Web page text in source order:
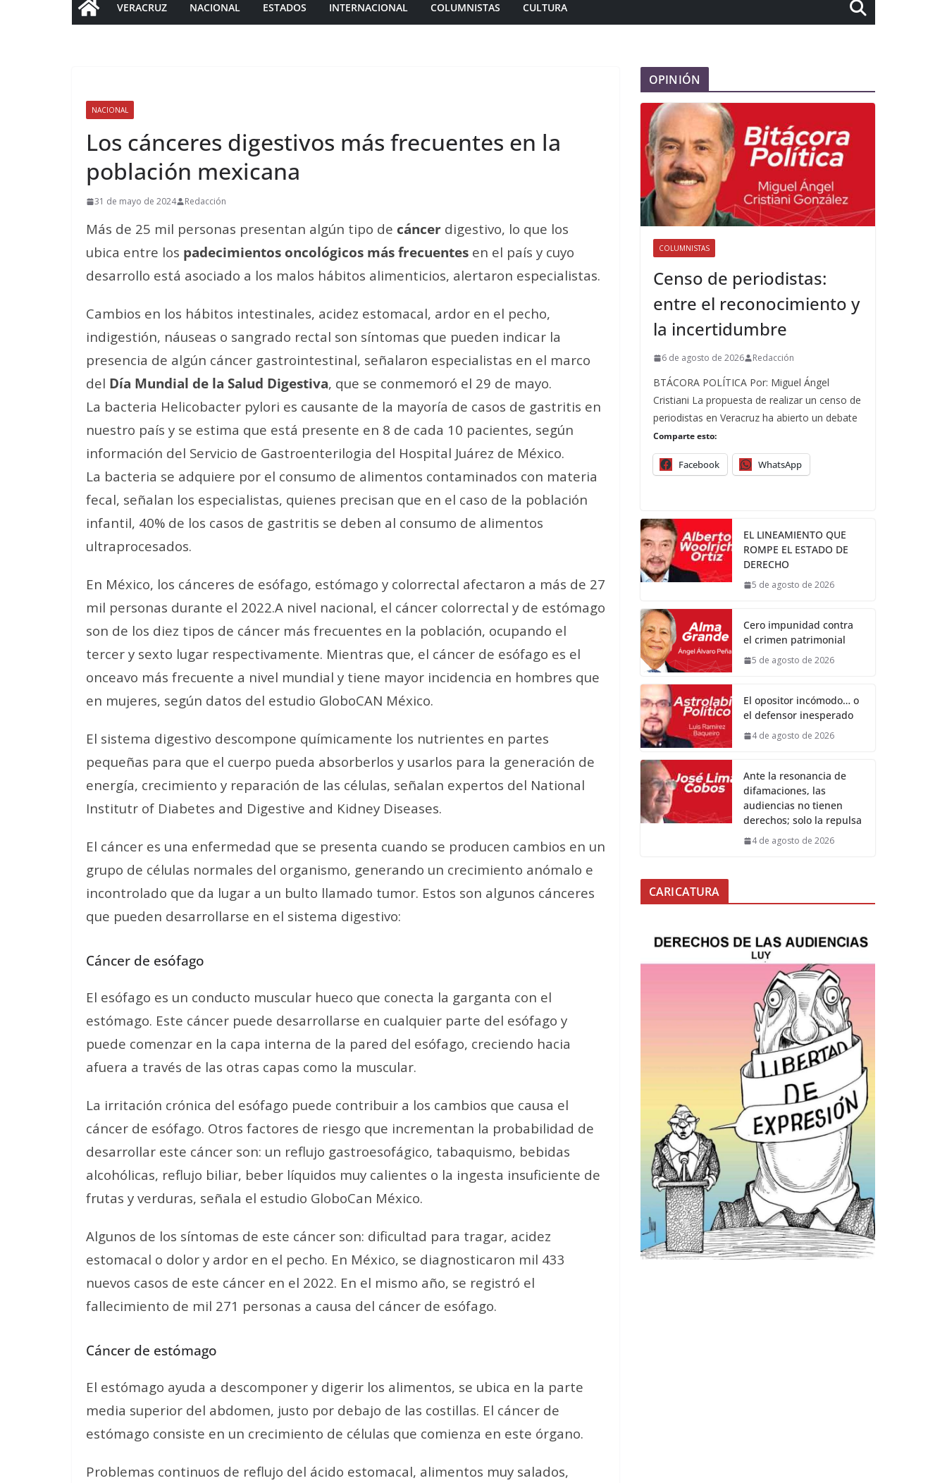
VERACRUZ NACIONAL ESTADOS INTERNACIONAL COLUMNISTAS CULTURA
NACIONAL
Los cánceres digestivos más frecuentes en la
población mexicana
31 de mayo de 2024 Redacción
Más de 25 mil personas presentan algún tipo de cáncer digestivo, lo que los
ubica entre los padecimientos oncológicos más frecuentes en el país y cuyo
desarrollo está asociado a los malos hábitos alimenticios, alertaron especialistas.
Cambios en los hábitos intestinales, acidez estomacal, ardor en el pecho,
indigestión, náuseas o sangrado rectal son síntomas que pueden indicar la
presencia de algún cáncer gastrointestinal, señalaron especialistas en el marco
del Día Mundial de la Salud Digestiva, que se conmemoró el 29 de mayo.
La bacteria Helicobacter pylori es causante de la mayoría de casos de gastritis en
nuestro país y se estima que está presente en 8 de cada 10 pacientes, según
información del Servicio de Gastroenterilogia del Hospital Juárez de México.
La bacteria se adquiere por el consumo de alimentos contaminados con materia
fecal, señalan los especialistas, quienes precisan que en el caso de la población
infantil, 40% de los casos de gastritis se deben al consumo de alimentos
ultraprocesados.
En México, los cánceres de esófago, estómago y colorrectal afectaron a más de 27
mil personas durante el 2022.A nivel nacional, el cáncer colorrectal y de estómago
son de los diez tipos de cáncer más frecuentes en la población, ocupando el
tercer y sexto lugar respectivamente. Mientras que, el cáncer de esófago es el
onceavo más frecuente a nivel mundial y tiene mayor incidencia en hombres que
en mujeres, según datos del estudio GloboCAN México.
El sistema digestivo descompone químicamente los nutrientes en partes
pequeñas para que el cuerpo pueda absorberlos y usarlos para la generación de
energía, crecimiento y reparación de las células, señalan expertos del National
Institutr of Diabetes and Digestive and Kidney Diseases.
El cáncer es una enfermedad que se presenta cuando se producen cambios en un
grupo de células normales del organismo, generando un crecimiento anómalo e
incontrolado que da lugar a un bulto llamado tumor. Estos son algunos cánceres
que pueden desarrollarse en el sistema digestivo:
Cáncer de esófago
El esófago es un conducto muscular hueco que conecta la garganta con el
estómago. Este cáncer puede desarrollarse en cualquier parte del esófago y
puede comenzar en la capa interna de la pared del esófago, creciendo hacia
afuera a través de las otras capas como la muscular.
La irritación crónica del esófago puede contribuir a los cambios que causa el
cáncer de esófago. Otros factores de riesgo que incrementan la probabilidad de
desarrollar este cáncer son: un reflujo gastroesofágico, tabaquismo, bebidas
alcohólicas, reflujo biliar, beber líquidos muy calientes o la ingesta insuficiente de
frutas y verduras, señala el estudio GloboCan México.
Algunos de los síntomas de este cáncer son: dificultad para tragar, acidez
estomacal o dolor y ardor en el pecho. En México, se diagnosticaron mil 433
nuevos casos de este cáncer en el 2022. En el mismo año, se registró el
fallecimiento de mil 271 personas a causa del cáncer de esófago.
Cáncer de estómago
El estómago ayuda a descomponer y digerir los alimentos, se ubica en la parte
media superior del abdomen, justo por debajo de las costillas. El cáncer de
estómago consiste en un crecimiento de células que comienza en este órgano.
Problemas continuos de reflujo del ácido estomacal, alimentos muy salados,
OPINIÓN
COLUMNISTAS
Censo de periodistas:
entre el reconocimiento y
la incertidumbre
6 de agosto de 2026 Redacción
BTÁCORA POLÍTICA Por: Miguel Ángel
Cristiani La propuesta de realizar un censo de
periodistas en Veracruz ha abierto un debate
Comparte esto:
Facebook WhatsApp
EL LINEAMIENTO QUE
ROMPE EL ESTADO DE
DERECHO
5 de agosto de 2026
Cero impunidad contra
el crimen patrimonial
5 de agosto de 2026
El opositor incómodo… o
el defensor inesperado
4 de agosto de 2026
Ante la resonancia de
difamaciones, las
audiencias no tienen
derechos; solo la repulsa
4 de agosto de 2026
CARICATURA